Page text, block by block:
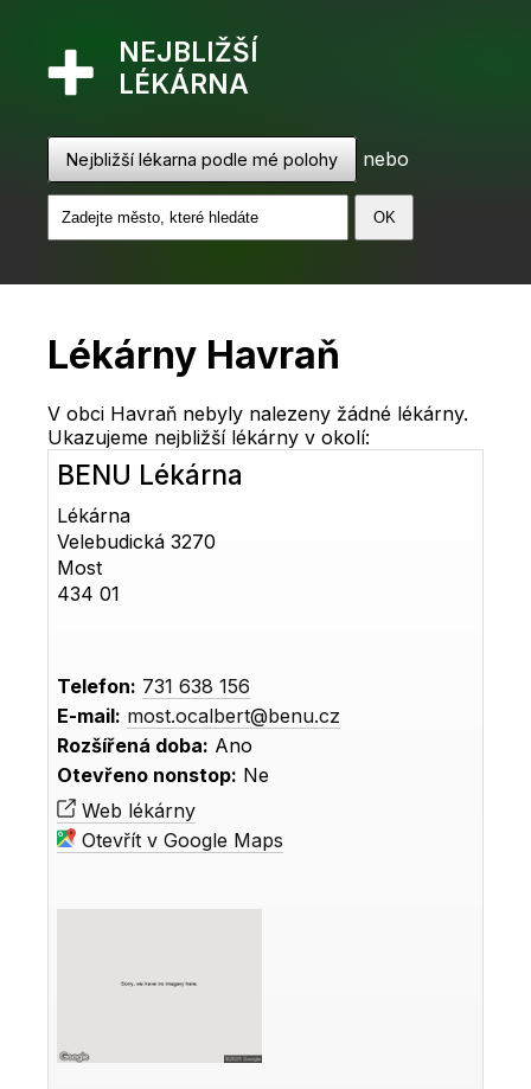
NEJBLIŽŠÍ
LÉKÁRNA
Nejbližší lékarna podle mé polohy nebo
Lékárny Havraň
V obci Havraň nebyly nalezeny žádné lékárny.
Ukazujeme nejbližší lékárny v okolí:
BENU Lékárna
Lékárna
Velebudická 3270
Most
434 01
Telefon: 731 638 156
E-mail: most.ocalbert@benu.cz
Rozšířená doba: Ano
Otevřeno nonstop: Ne
Web lékárny
Otevřít v Google Maps